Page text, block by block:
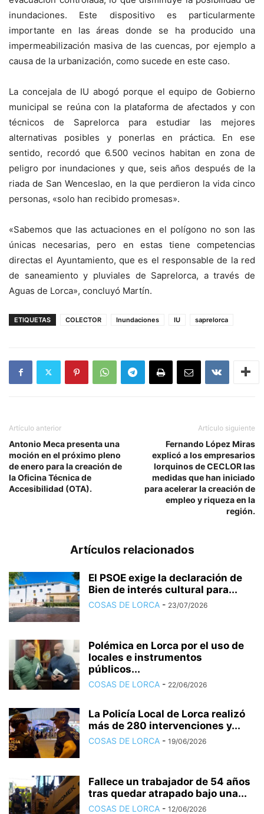
inundaciones. Este dispositivo es particularmente
importante en las áreas donde se ha producido una
impermeabilización masiva de las cuencas, por ejemplo a
causa de la urbanización, como sucede en este caso.
La concejala de IU abogó porque el equipo de Gobierno
municipal se reúna con la plataforma de afectados y con
técnicos de Saprelorca para estudiar las mejores
alternativas posibles y ponerlas en práctica. En ese
sentido, recordó que 6.500 vecinos habitan en zona de
peligro por inundaciones y que, seis años después de la
riada de San Wenceslao, en la que perdieron la vida cinco
personas, «solo han recibido promesas».
«Sabemos que las actuaciones en el polígono no son las
únicas necesarias, pero en estas tiene competencias
directas el Ayuntamiento, que es el responsable de la red
de saneamiento y pluviales de Saprelorca, a través de
Aguas de Lorca», concluyó Martín.
ETIQUETAS COLECTOR Inundaciones IU saprelorca
Artículo anterior
Antonio Meca presenta una
moción en el próximo pleno
de enero para la creación de
la Oficina Técnica de
Accesibilidad (OTA).
Artículo siguiente
Fernando López Miras
explicó a los empresarios
lorquinos de CECLOR las
medidas que han iniciado
para acelerar la creación de
empleo y riqueza en la
región.
Artículos relacionados
El PSOE exige la declaración de
Bien de interés cultural para...
COSAS DE LORCA - 23/07/2026
Polémica en Lorca por el uso de
locales e instrumentos
públicos...
COSAS DE LORCA - 22/06/2026
La Policía Local de Lorca realizó
más de 280 intervenciones y...
COSAS DE LORCA - 19/06/2026
Fallece un trabajador de 54 años
tras quedar atrapado bajo una...
COSAS DE LORCA - 12/06/2026